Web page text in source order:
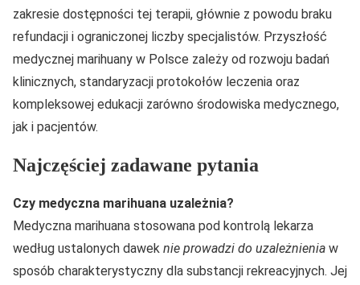
zakresie dostępności tej terapii, głównie z powodu braku
refundacji i ograniczonej liczby specjalistów. Przyszłość
medycznej marihuany w Polsce zależy od rozwoju badań
klinicznych, standaryzacji protokołów leczenia oraz
kompleksowej edukacji zarówno środowiska medycznego,
jak i pacjentów.
Najczęściej zadawane pytania
Czy medyczna marihuana uzależnia?
Medyczna marihuana stosowana pod kontrolą lekarza
według ustalonych dawek nie prowadzi do uzależnienia w
sposób charakterystyczny dla substancji rekreacyjnych. Jej